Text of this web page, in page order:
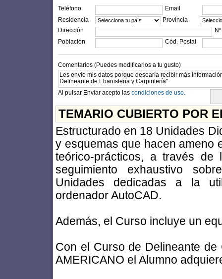
Teléfono
Email
Residencia
Provincia
Dirección
Nº
Población
Cód. Postal
Comentarios (Puedes modificarlos a tu gusto)
Al pulsar Enviar acepto las condiciones de uso.
TEMARIO CUBIERTO POR
Estructurado en 18 Unidades
y esquemas que hacen ameno
teórico-prácticos, a través
seguimiento exhaustivo
Unidades dedicadas a la
ordenador AutoCAD.
Además, el Curso incluye un
Con el Curso de Delineante
AMERICANO el Alumno